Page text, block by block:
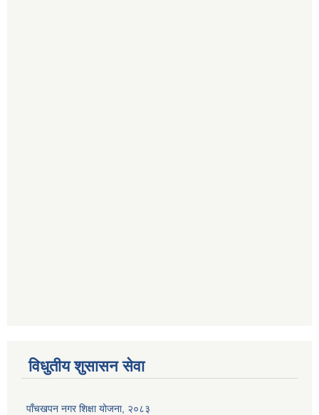
विधुतीय शुसासन सेवा
पाँचखपन नगर शिक्षा योजना, २०८३